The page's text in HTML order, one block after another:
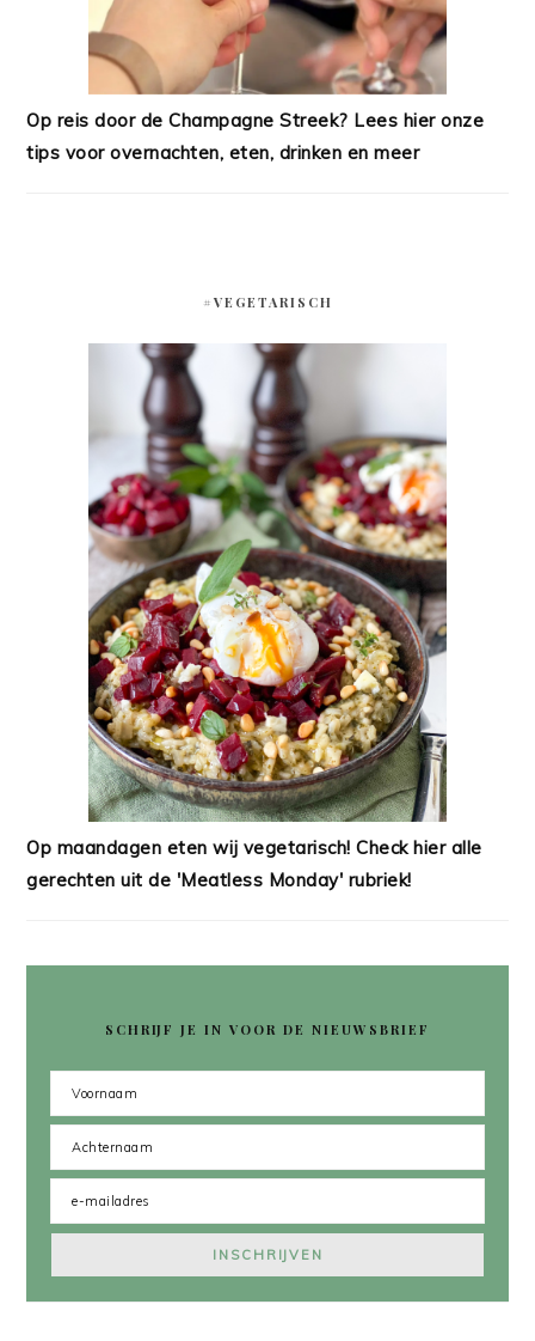
Op reis door de Champagne Streek? Lees hier onze
tips voor overnachten, eten, drinken en meer
#VEGETARISCH
Op maandagen eten wij vegetarisch! Check hier alle
gerechten uit de 'Meatless Monday' rubriek!
SCHRIJF JE IN VOOR DE NIEUWSBRIEF